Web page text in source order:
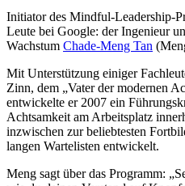
Initiator des Mindful-Leadership-
Leute bei Google: der Ingenieur
Wachstum Chade-Meng Tan
Mit Unterstützung einiger
Zinn, dem „Vater der modernen
entwickelte er 2007 ein
Achtsamkeit am Arbeitsplatz
inzwischen zur beliebtesten
langen Wartelisten entwickelt.
Meng sagt über das Programm: